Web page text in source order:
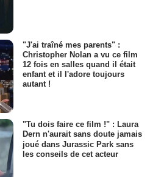
"J'ai traîné mes parents" :
Christopher Nolan a vu ce film
12 fois en salles quand il était
enfant et il l'adore toujours
autant !
"Tu dois faire ce film !" : Laura
Dern n'aurait sans doute jamais
joué dans Jurassic Park sans
les conseils de cet acteur